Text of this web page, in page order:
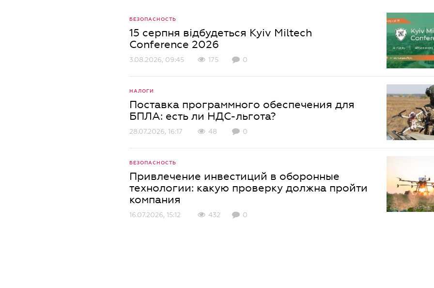
БЕЗОПАСНОСТЬ
15 серпня відбудеться Kyiv Miltech
Conference 2026
3.08.2026, 09:45 175 0
НАЛОГИ
Поставка программного обеспечения для
БПЛА: есть ли НДС-льгота?
28.07.2026, 16:17 48 0
БЕЗОПАСНОСТЬ
Привлечение инвестиций в оборонные
технологии: какую проверку должна пройти
компания
16.07.2026, 15:12 432 0